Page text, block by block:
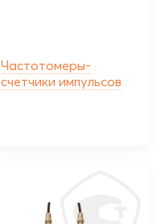
Частотомеры-
счетчики импульсов